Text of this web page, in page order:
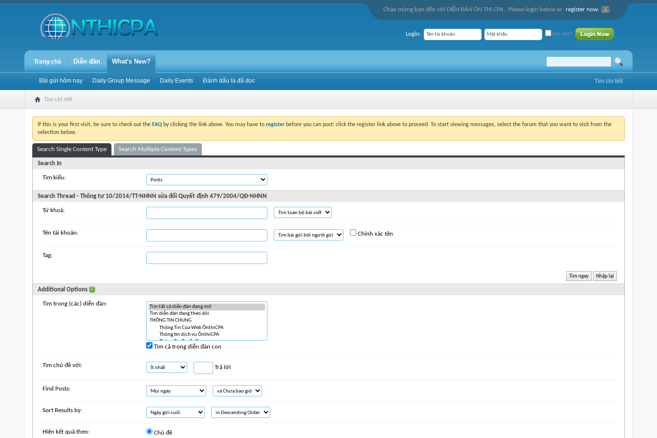
Chào mừng bạn đến với DIỄN ĐÀN ÔN THI CPA.. Please login below or register now.
Login: Ghi nhớ?
Trang chủ Diễn đàn What's New?
Bài gửi hôm nay Daily Group Message Daily Events Đánh dấu là đã đọc Tìm chi tiết
Tìm chi tiết
If this is your first visit, be sure to check out the FAQ by clicking the link above. You may have to register before you can post: click the register link above to proceed. To start viewing messages, select the forum that you want to visit from the
selection below.
Search Single Content Type Search Multiple Content Types
Search In
Tìm kiểu:
Search Thread - Thông tư 10/2014/TT-NHNN sửa đổi Quyết định 479/2004/QĐ-NHNN
Từ khoá:
Tên tài khoản: Chính xác tên
Tag:
Additional Options
Tìm trong (các) diễn đàn:
Tìm cả trong diễn đàn con
Tìm chủ đề với: Trả lời
Find Posts:
Sort Results by:
Hiện kết quả theo: Chủ đề